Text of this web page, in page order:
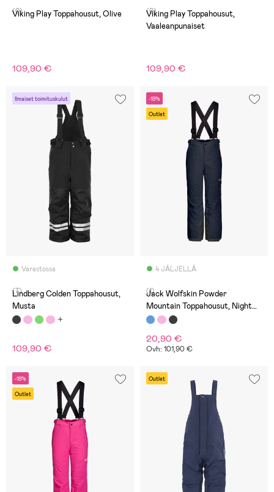
(0)
Viking Play Toppahousut, Olive
109,90 €
(0)
Viking Play Toppahousut,
Vaaleanpunaiset
109,90 €
Ilmaiset toimituskulut
Varastossa
(7)
Lindberg Colden Toppahousut,
Musta
109,90 €
-19%
Outlet
4 JÄLJELLÄ
(1)
Jack Wolfskin Powder
Mountain Toppahousut, Night
Blue
20,90 €
Ovh: 101,90 €
-19%
Outlet
Outlet